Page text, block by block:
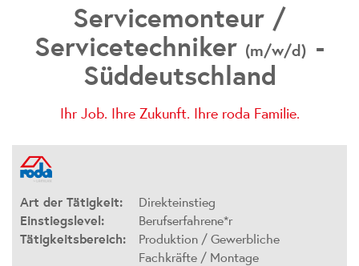
Servicemonteur /
Servicetechniker (m/w/d) -
Süddeutschland
Ihr Job. Ihre Zukunft. Ihre roda Familie.
Art der Tätigkeit:
Direkteinstieg
Einstiegslevel:
Berufserfahrene*r
Tätigkeitsbereich:
Produktion / Gewerbliche
Fachkräfte / Montage